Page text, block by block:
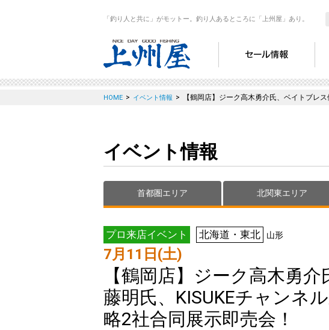
「釣り人と共に」がモットー。釣り人あるところに「上州屋」あり。
HOME > イベント情報 > 【鶴岡店】ジーク高木勇介氏、ベイトブレ
イベント情報
首都圏エリア 北関東エリア
プロ来店イベント 北海道・東北 山形
7月11日(土)
【鶴岡店】ジーク高木勇
藤明氏、KISUKEチャンネ
略2社合同展示即売会！